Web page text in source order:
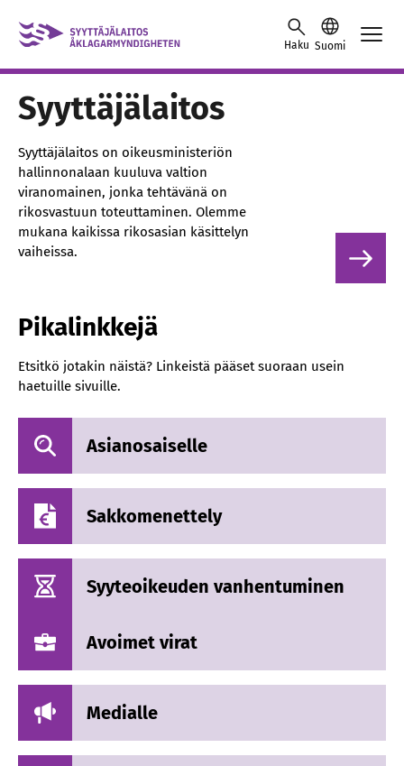
Skip to content -saavutettavuusohje
Haku Suomi
Syyttäjälaitos
Syyttäjälaitos on oikeusministeriön
hallinnonalaan kuuluva valtion
viranomainen, jonka tehtävänä on
rikosvastuun toteuttaminen. Olemme
mukana kaikissa rikosasian käsittelyn
vaiheissa.
Pikalinkkejä
Etsitkö jotakin näistä? Linkeistä pääset suoraan usein
haetuille sivuille.
Asianosaiselle
Sakkomenettely
Syyteoikeuden vanhentuminen
Avoimet virat
Medialle